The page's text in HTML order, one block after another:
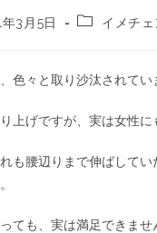
3月5日 イメチ
色々と取り沙汰されて
上げですが、実は女性に
も腰辺りまで伸ばして
ても、実は満足できませ